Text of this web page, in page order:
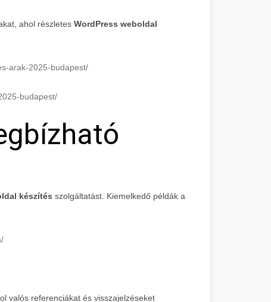
ahol részletes WordPress weboldal
arak-2025-budapest/
budapest/
készítés szolgáltatást. Kiemelkedő példák a
valós referenciákat és visszajelzéseket